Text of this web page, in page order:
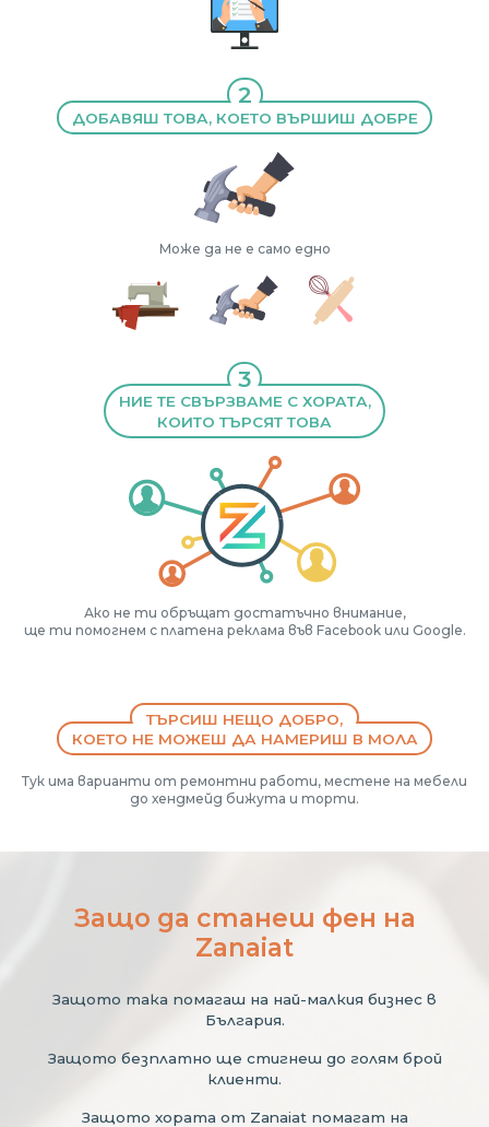
2
ДОБАВЯШ ТОВА, КОЕТО ВЪРШИШ ДОБРЕ
Може да не е само едно
3
НИЕ ТЕ СВЪРЗВАМЕ С ХОРАТА,
КОИТО ТЪРСЯТ ТОВА
Ако не ти обръщат достатъчно внимание,
ще ти помогнем с платена реклама във Facebook или Google.
ТЪРСИШ НЕЩО ДОБРО,
КОЕТО НЕ МОЖЕШ ДА НАМЕРИШ В МОЛА
Тук има варианти от ремонтни работи, местене на мебели
до хендмейд бижута и торти.
Защо да станеш фен на
Zanaiat
Защото така помагаш на най-малкия бизнес в
България.
Защото безплатно ще стигнеш до голям брой
клиенти.
Защото хората от Zanaiat помагат на